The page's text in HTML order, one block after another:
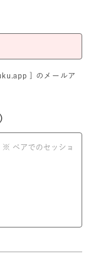
] のメールア